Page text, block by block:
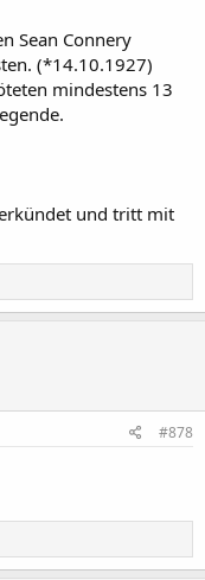
Sean Connery
(*14.10.1927)
mindestens 13
und tritt mit
#878